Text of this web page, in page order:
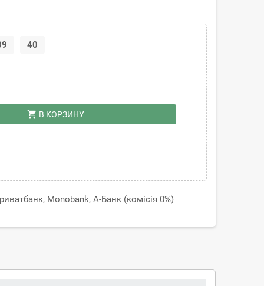
40
shopping_cart В КОРЗИНУ
Monobank, А-Банк (комісія 0%)